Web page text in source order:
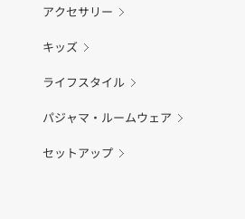
アクセサリー
キッズ
ライフスタイル
パジャマ・ルームウェア
セットアップ